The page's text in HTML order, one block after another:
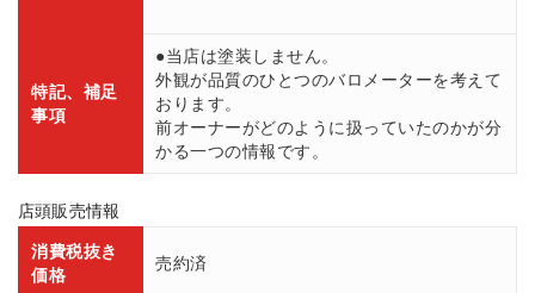
特記、補足
事項
●当店は塗装しません。
外観が品質のひとつのバロメーターを考えて
おります。
前オーナーがどのように扱っていたのかが分
かる一つの情報です。
店頭販売情報
消費税抜き
価格
売約済